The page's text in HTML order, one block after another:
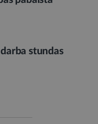
stundas